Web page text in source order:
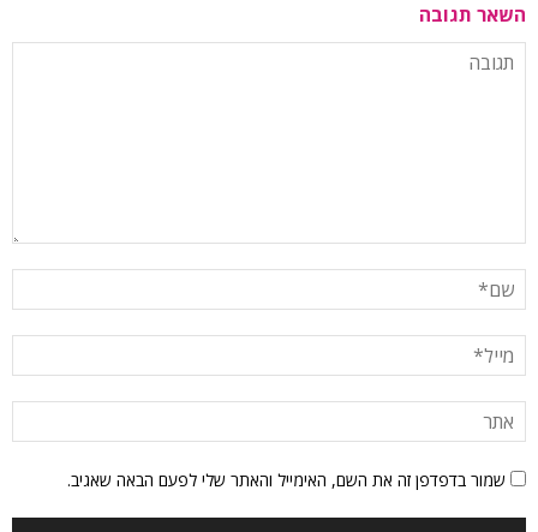
השאר תגובה
שמור בדפדפן זה את השם, האימייל והאתר שלי לפעם הבאה שאגיב.